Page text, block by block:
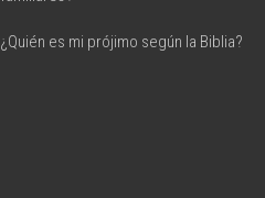
¿Quién es mi prójimo según la Biblia?